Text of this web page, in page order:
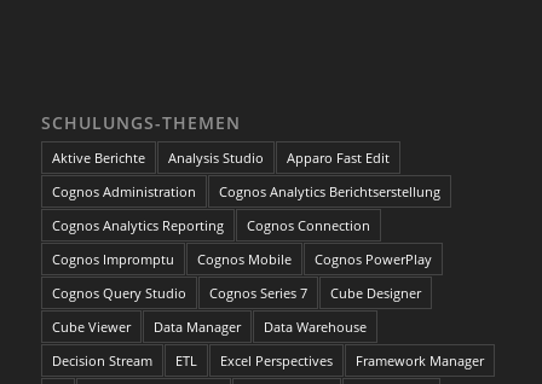
SCHULUNGS-THEMEN
Aktive Berichte Analysis Studio
Apparo Fast Edit
Cognos Administration
Cognos Analytics Berichtserstellung
Cognos Analytics Reporting
Cognos Connection
Cognos Impromptu
Cognos Mobile
Cognos PowerPlay
Cognos Query Studio
Cognos Series 7
Cube Designer
Cube Viewer
Data Manager
Data Warehouse
Decision Stream
ETL Excel Perspectives Framework Manager